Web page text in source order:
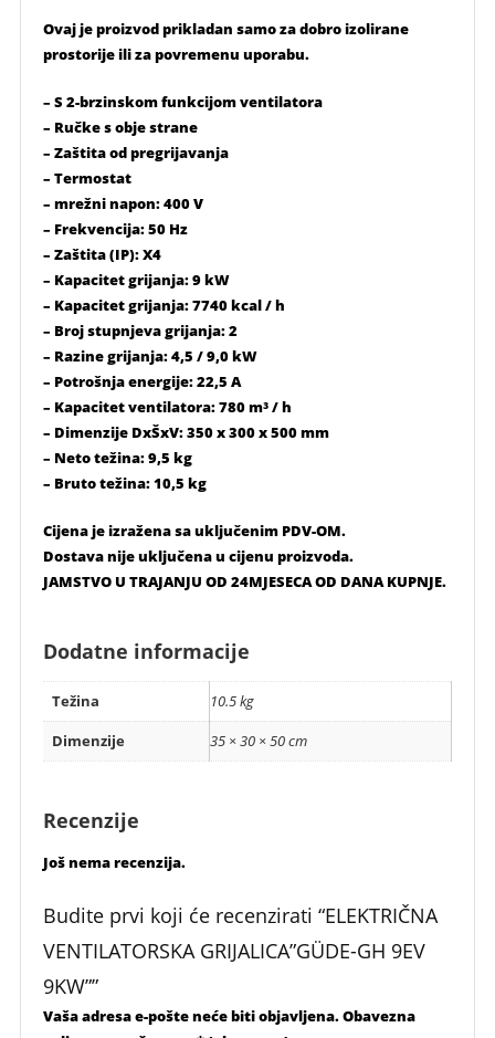
Ovaj je proizvod prikladan samo za dobro izolirane
prostorije ili za povremenu uporabu.
– S 2-brzinskom funkcijom ventilatora
– Ručke s obje strane
– Zaštita od pregrijavanja
– Termostat
– mrežni napon: 400 V
– Frekvencija: 50 Hz
– Zaštita (IP): X4
– Kapacitet grijanja: 9 kW
– Kapacitet grijanja: 7740 kcal / h
– Broj stupnjeva grijanja: 2
– Razine grijanja: 4,5 / 9,0 kW
– Potrošnja energije: 22,5 A
– Kapacitet ventilatora: 780 m³ / h
– Dimenzije DxŠxV: 350 x 300 x 500 mm
– Neto težina: 9,5 kg
– Bruto težina: 10,5 kg
Cijena je izražena sa uključenim PDV-OM.
Dostava nije uključena u cijenu proizvoda.
JAMSTVO U TRAJANJU OD 24MJESECA OD DANA KUPNJE.
Dodatne informacije
Težina
10.5 kg
Dimenzije
35 × 30 × 50 cm
Recenzije
Još nema recenzija.
Budite prvi koji će recenzirati “ELEKTRIČNA
VENTILATORSKA GRIJALICA”GÜDE-GH 9EV
9KW””
Vaša adresa e-pošte neće biti objavljena.Obavezna